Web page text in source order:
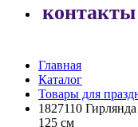
контакты
Главная
Каталог
Товары для
1827110
125 см